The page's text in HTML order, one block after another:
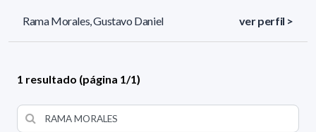
Rama Morales, Gustavo Daniel ver perfil >
1 resultado (página 1/1)